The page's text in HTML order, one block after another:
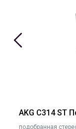
AKG C314 ST
подобранная